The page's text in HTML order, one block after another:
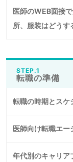
医師のWEB面接
所、服装はどうす
STEP.1
転職の準備
転職の時期とスケ
医師向け転職エー
年代別のキャリア